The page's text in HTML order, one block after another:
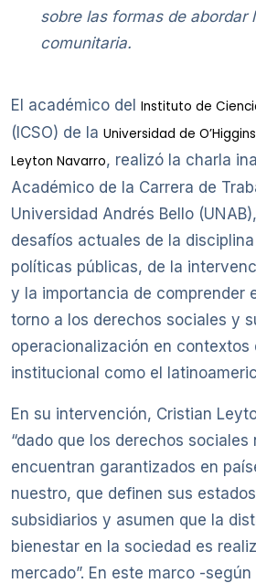
sobre las formas de abordar
comunitaria.
El académico del Instituto de
(ICSO) de la Universidad de O’Higgins
Leyton Navarro, realizó la charla
Académico de la Carrera de
Universidad Andrés Bello
desafíos actuales de la
políticas públicas, de la
y la importancia de comprender
torno a los derechos sociales y
operacionalización en contextos
institucional como el
En su intervención, Cristian
“dado que los derechos sociales
encuentran garantizados en
nuestro, que definen sus
subsidiarios y asumen que la
bienestar en la sociedad es
mercado”. En este marco -